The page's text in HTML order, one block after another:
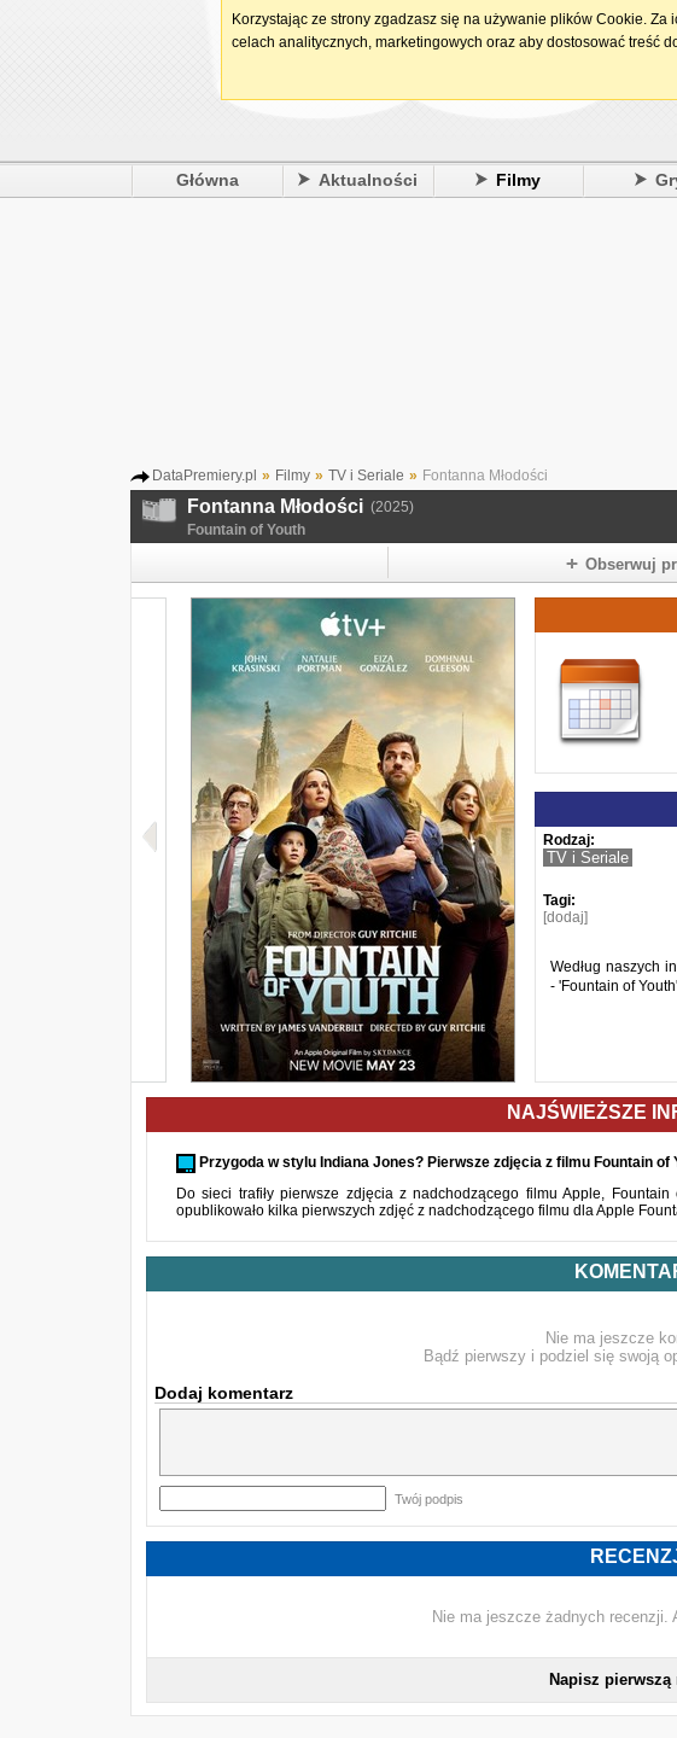
Główna Aktualności Filmy
DataPremiery.pl » Filmy » TV i Seriale » Fontanna Młodości
Fontanna Młodości (2025)
Fountain of Youth
Obserwuj
Rodzaj:
TV i Seriale
Tagi:
[dodaj]
Według naszych
- 'Fountain of
NAJŚWIEŻSZE
Przygoda w stylu Indiana Jones? Pierwsze zdjęcia z filmu Fountain of
Do sieci trafiły pierwsze zdjęcia z nadchodzącego filmu Apple,
opublikowało kilka pierwszych zdjęć z nadchodzącego filmu dla Apple
Nie ma jeszcze
Bądź pierwszy i podziel się swoją
Dodaj komentarz
Twój podpis
Nie ma jeszcze żadnych recenzji.
Napisz pierwszą
Korzystając ze strony zgadzasz się na używanie plików Cookie.
celach analitycznych, marketingowych oraz aby dostosować treść